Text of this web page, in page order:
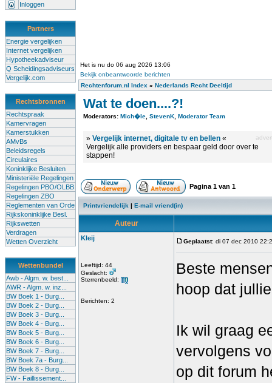
Inloggen
Partners
Energie vergelijken
Internet vergelijken
Hypotheekadviseur
Q Scheidingsadviseurs
Vergelijk.com
Rechtsbronnen
Rechtspraak
Kamervragen
Kamerstukken
AMvBs
Beleidsregels
Circulaires
Koninklijke Besluiten
Ministeriële Regelingen
Regelingen PBO/OLBB
Regelingen ZBO
Reglementen van Orde
Rijkskoninklijke Besl.
Rijkswetten
Verdragen
Wetten Overzicht
Wettenbundel
Awb - Algm. w. best...
AWR - Algm. w. inz...
BW Boek 1 - Burg...
BW Boek 2 - Burg...
BW Boek 3 - Burg...
BW Boek 4 - Burg...
BW Boek 5 - Burg...
BW Boek 6 - Burg...
BW Boek 7 - Burg...
BW Boek 7a - Burg...
BW Boek 8 - Burg...
FW - Faillissement...
Het is nu do 06 aug 2026 13:06
Bekijk onbeantwoorde berichten
Rechtenforum.nl Index » Nederlands Recht Deeltijd
Wat te doen....?!
Moderators: Mich�le StevenK Moderator Team
» Vergelijk internet, digitale tv en bellen «
Vergelijk alle providers en bespaar geld door over te
stappen!
Pagina 1 van 1
Printvriendelijk | E-mail vriend(in)
Auteur
Kleij
Leeftijd: 44
Geslacht:
Sterrenbeeld:
Berichten: 2
Geplaatst: di 07 dec 2010
Beste
hoop dat
Ik wil graag
vervolgens
op dit forum